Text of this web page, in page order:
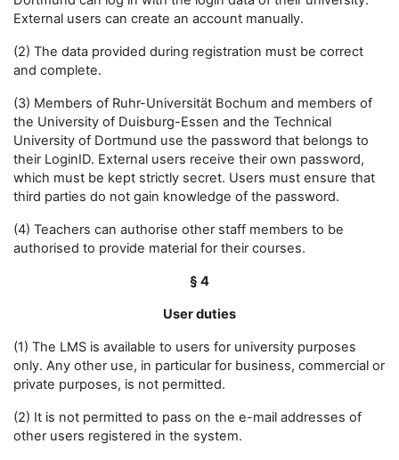
External users can create an account manually.
(2) The data provided during registration must be correct
and complete.
(3) Members of Ruhr-Universität Bochum and members of
the University of Duisburg-Essen and the Technical
University of Dortmund use the password that belongs to
their LoginID. External users receive their own password,
which must be kept strictly secret. Users must ensure that
third parties do not gain knowledge of the password.
(4) Teachers can authorise other staff members to be
authorised to provide material for their courses.
§ 4
User duties
(1) The LMS is available to users for university purposes
only. Any other use, in particular for business, commercial or
private purposes, is not permitted.
(2) It is not permitted to pass on the e-mail addresses of
other users registered in the system.